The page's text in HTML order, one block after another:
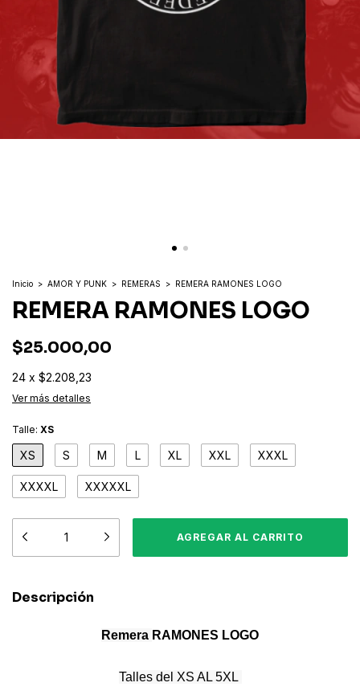
Inicio > AMOR Y PUNK > REMERAS > REMERA RAMONES LOGO
REMERA RAMONES LOGO
$25.000,00
24 x $2.208,23
Ver más detalles
Talle: XS
XS S M L XL XXL XXXL
XXXXL XXXXXL
Descripción
Remera RAMONES LOGO
Talles del XS AL 5XL